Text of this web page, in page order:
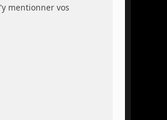
mentionner vos